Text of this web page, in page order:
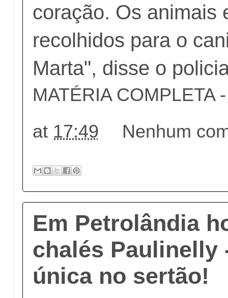
coração. Os animais
recolhidos para o
Marta", disse o
MATÉRIA COMPLETA
at 17:49 Nenhum
Em Petrolândia
chalés Paulinelly
única no sertão!